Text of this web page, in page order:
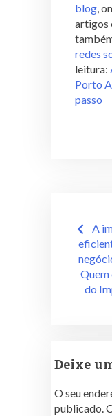
blog ,
artigos
redes
leitura:
Porto
passo
A
Quem
do
Deixe
O seu
publicado.